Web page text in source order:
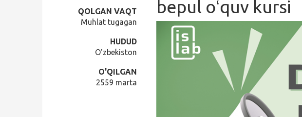
bepul oʻquv kursi
QOLGAN VAQT
Muhlat tugagan
HUDUD
O'zbekiston
O'QILGAN
2559 marta